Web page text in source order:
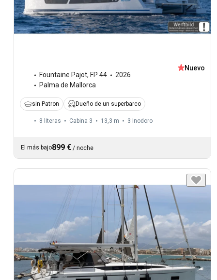
Fountaine Pajot, FP 44
2026
Palma de Mallorca
Nuevo
sin Patron Dueño de un superbarco
8 literas Cabina 3 13,3 m 3 Inodoro
El más bajo899 € / noche